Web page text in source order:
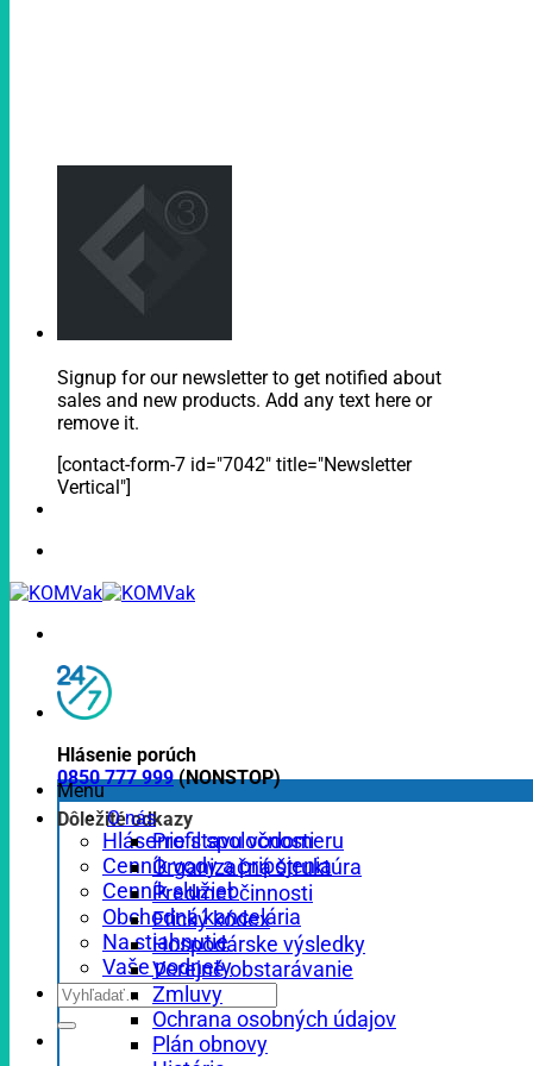
Signup for our newsletter to get notified about
sales and new products. Add any text here or
remove it.
[contact-form-7 id="7042" title="Newsletter
Vertical"]
Hlásenie porúch
0850 777 999(NONSTOP)
Dôležité odkazy
Hlásenie stavu vodomeru
Cenník vody a pripojenia
Cenník služieb
Obchodná kancelária
Na stiahnutie
Vaše podnety
Menu
O nás
Profil spoločnosti
Organizačná štruktúra
Predmet činnosti
Etický kódex
Hospodárske výsledky
Verejné obstarávanie
Zmluvy
Ochrana osobných údajov
Plán obnovy